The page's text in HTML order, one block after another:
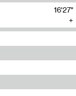
16'27"